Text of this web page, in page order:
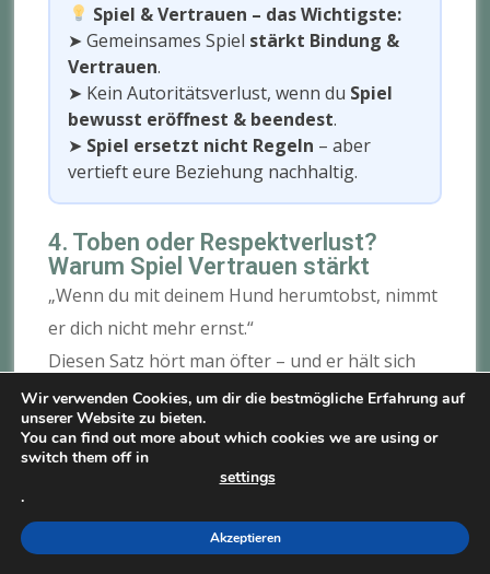
Spiel & Vertrauen – das Wichtigste:
➤ Gemeinsames Spiel stärkt Bindung &
Vertrauen.
➤ Kein Autoritätsverlust, wenn du Spiel
bewusst eröffnest & beendest.
➤ Spiel ersetzt nicht Regeln – aber
vertieft eure Beziehung nachhaltig.
4. Toben oder Respektverlust?
Warum Spiel Vertrauen stärkt
„Wenn du mit deinem Hund herumtobst, nimmt
er dich nicht mehr ernst.“
Diesen Satz hört man öfter – und er hält sich
hartnäckig.
Unsere Erfahrung (und das, was z. B. auch
Hundetrainer Daniel Joeres betont):
Gegenteil ist der Fall.
Wir verwenden Cookies, um dir die bestmögliche Erfahrung auf
unserer Website zu bieten.
You can find out more about which cookies we are using or
switch them off in
settings
.
Akzeptieren